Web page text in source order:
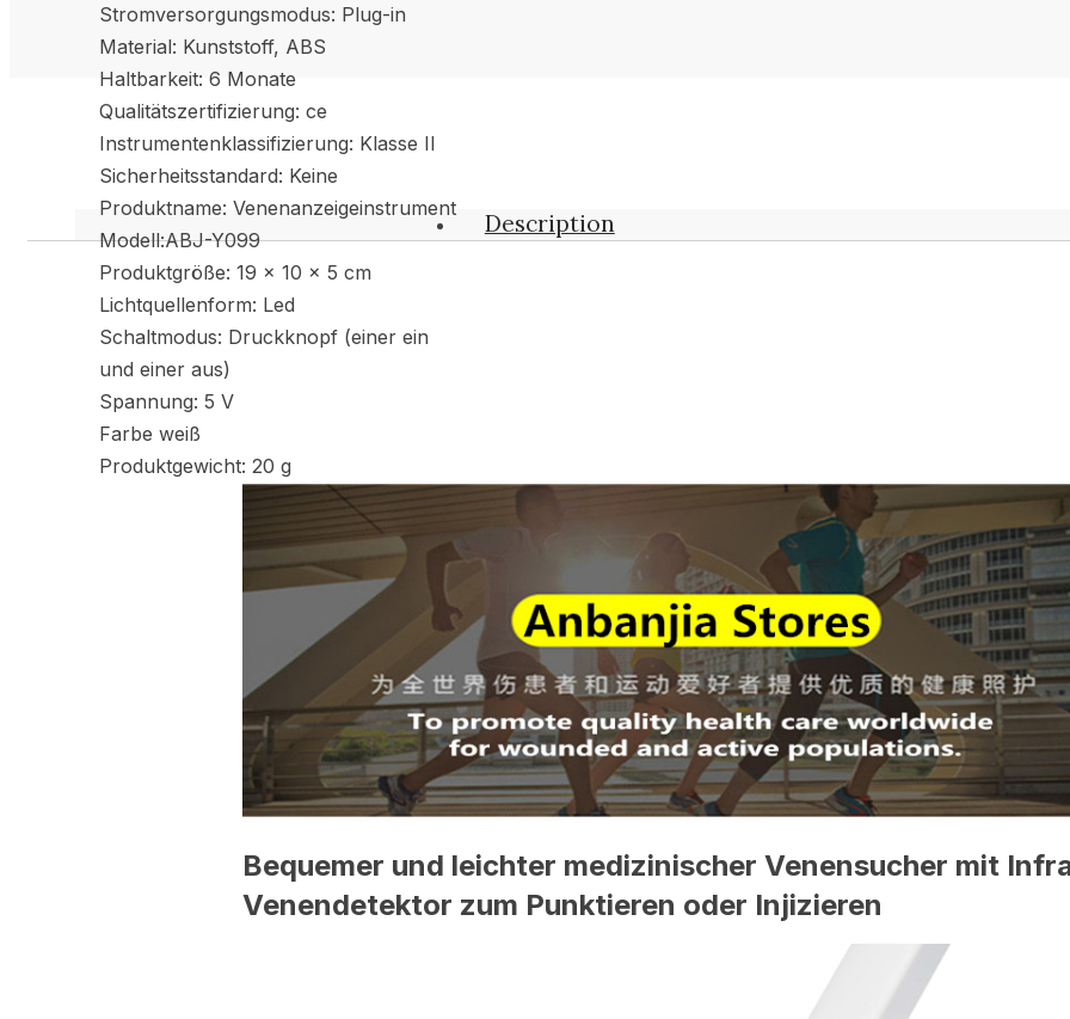
Stromversorgungsmodus: Plug-in
Material: Kunststoff, ABS
Haltbarkeit: 6 Monate
Qualitätszertifizierung: ce
Instrumentenklassifizierung: Klasse II
Sicherheitsstandard: Keine
Produktname: Venenanzeigeinstrument
Modell:ABJ-Y099
Produktgröße: 19 x 10 x 5 cm
Lichtquellenform: Led
Schaltmodus: Druckknopf (einer ein
und einer aus)
Spannung: 5 V
Farbe weiß
Produktgewicht: 20 g
Description
Bequemer und leichter medizinischer Venensucher mit
Venendetektor zum Punktieren oder Injizieren